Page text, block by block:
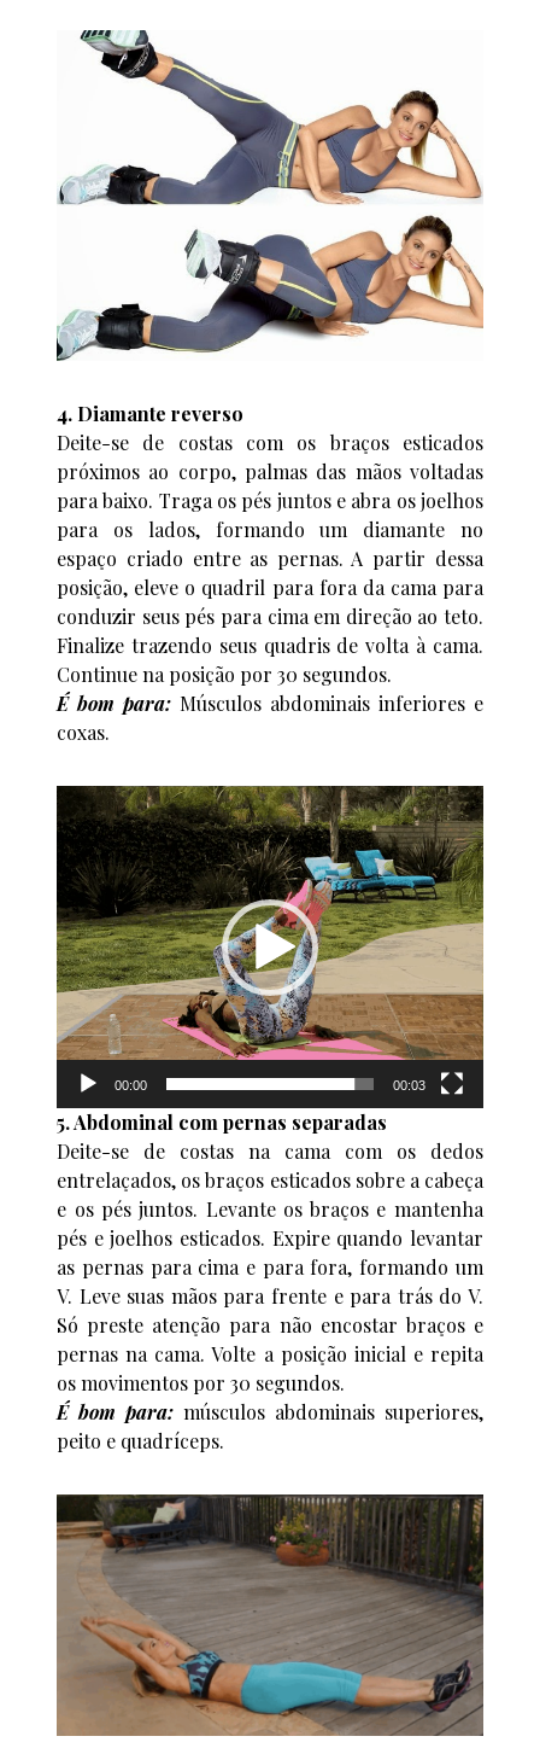
4. Diamante reverso
Deite-se de costas com os braços esticados
próximos ao corpo, palmas das mãos voltadas
para baixo. Traga os pés juntos e abra os joelhos
para os lados, formando um diamante no
espaço criado entre as pernas. A partir dessa
posição, eleve o quadril para fora da cama para
conduzir seus pés para cima em direção ao teto.
Finalize trazendo seus quadris de volta à cama.
Continue na posição por 30 segundos.
É bom para: Músculos abdominais inferiores e
coxas.
Tocador
de
vídeo
00:00 00:03
5. Abdominal com pernas separadas
Deite-se de costas na cama com os dedos
entrelaçados, os braços esticados sobre a cabeça
e os pés juntos. Levante os braços e mantenha
pés e joelhos esticados. Expire quando levantar
as pernas para cima e para fora, formando um
V. Leve suas mãos para frente e para trás do V.
Só preste atenção para não encostar braços e
pernas na cama. Volte a posição inicial e repita
os movimentos por 30 segundos.
É bom para: músculos abdominais superiores,
peito e quadríceps.